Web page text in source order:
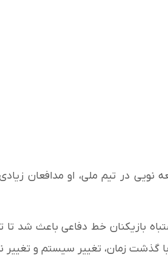
نویی در تیم ملی، او مدافعان
بازیکنان خط دفاعی باعث شد
گذشت زمان، تغییر سیستم و